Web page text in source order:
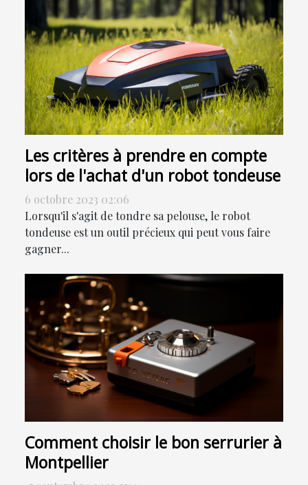
Les critères à prendre en compte
lors de l'achat d'un robot tondeuse
6 octobre 2023 02:06
Lorsqu'il s'agit de tondre sa pelouse, le robot
tondeuse est un outil précieux qui peut vous faire
gagner...
Comment choisir le bon serrurier à
Montpellier